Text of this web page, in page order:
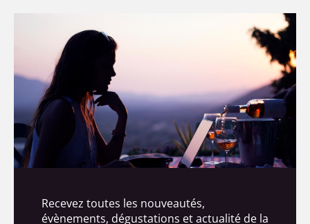
Recevez toutes les nouveautés,
évènements, dégustations et actualité de la